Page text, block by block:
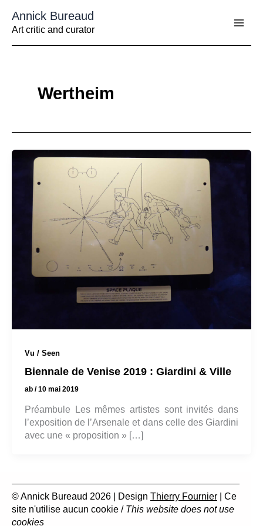
contenu
Annick Bureaud
Art critic and curator
Wertheim
Vu / Seen
Biennale de Venise 2019 : Giardini & Ville
ab /10 mai 2019
Préambule Les mêmes artistes sont invités dans
l’exposition de l’Arsenale et dans celle des Giardini
avec une « proposition » […]
© Annick Bureaud 2026 | Design Thierry Fournier | Ce
site n'utilise aucun cookie / This website does not use
cookies